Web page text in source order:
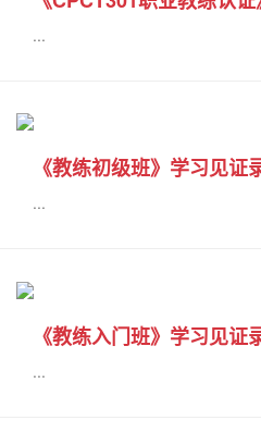
...
《教练初级班》学习见证
...
《教练入门班》学习见证
...